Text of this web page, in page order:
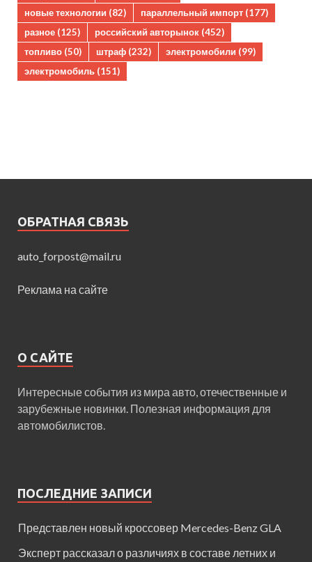
новые технологии (82) параллельный импорт (177)
разное (125) российский авторынок (452)
топливо (50) штраф (232) электромобили (99)
электромобиль (151)
ОБРАТНАЯ СВЯЗЬ
auto_forpost@mail.ru
Реклама на сайте
О САЙТЕ
Интересные события из мира авто, отечественные и
зарубежные новинки. Полезная информация для
автомобилистов.
ПОСЛЕДНИЕ ЗАПИСИ
Представлен новый кроссовер Mercedes-Benz GLA
Эксперт рассказал о различиях в составе летних и